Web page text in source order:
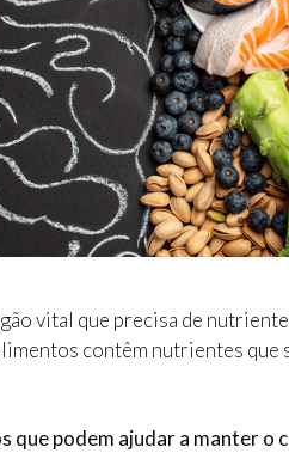
vital que precisa de
contêm nutrientes que
que podem ajudar a manter o